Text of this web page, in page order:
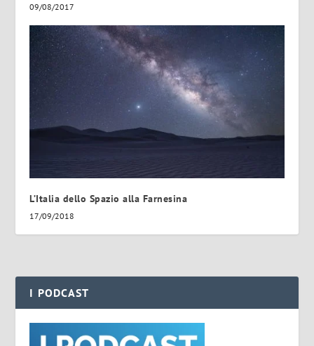
09/08/2017
L’Italia dello Spazio alla Farnesina
17/09/2018
I PODCAST